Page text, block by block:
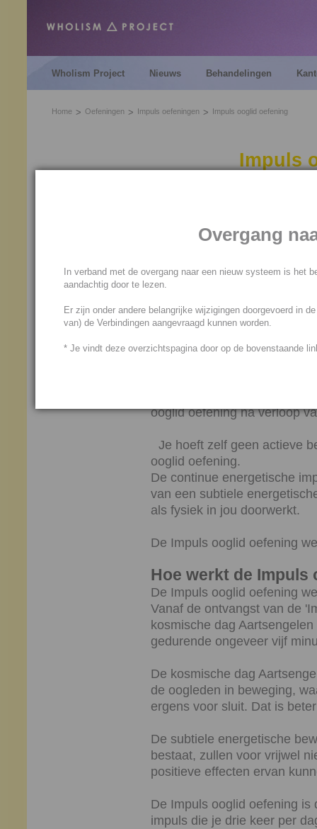
Wholism Project Nieuws Behandelingen
Home Oefeningen Impuls oefeningen Impuls ooglid oefening
Impuls
innerlijk je ogen voor wilt
Sluit je gedurende langere
klachten kunnen ontstaan.
De Impuls ooglid oefening
ooglid oefening na verloop
Je hoeft zelf geen actieve
ooglid oefening.
De continue energetische
van een subtiele
als fysiek in jou doorwerkt.
De Impuls ooglid oefening
Hoe werkt de Impuls
De Impuls ooglid oefening
Vanaf de ontvangst van de
kosmische dag
gedurende ongeveer vijf
De kosmische dag
de oogleden in beweging,
ergens voor sluit. Dat is
De subtiele energetische
bestaat, zullen voor vrijwel
positieve effecten ervan
De Impuls ooglid oefening is
impuls die je drie keer per
Overgang
In verband met de overgang naar een nieuw systeem is het
aandachtig door te lezen.
Er zijn onder andere belangrijke wijzigingen doorgevoerd in
van) de Verbindingen aangevraagd kunnen worden.
* Je vindt deze overzichtspagina door op de bovenstaande